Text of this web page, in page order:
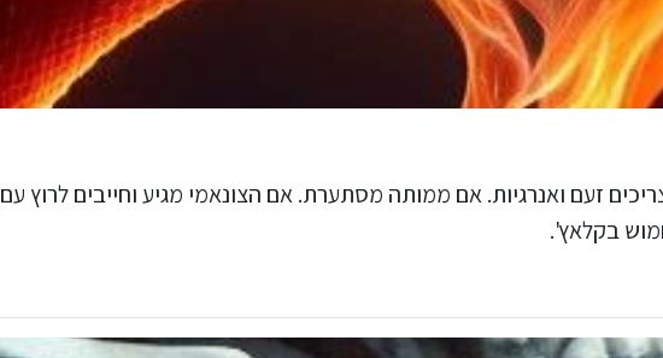
זעם ואנרגיות. אם ממותה מסתערת. אם הצונאמי מגיע וחייבים לרוץ עם
בקלאץ'.